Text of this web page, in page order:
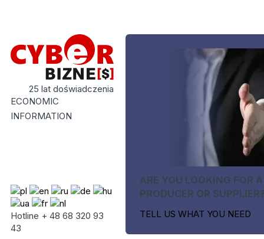
25 lat doświadczenia
ECONOMIC
INFORMATION
Hotline + 48 68 320 93
43
ARE YOU LOOKING FOR A
PRODUCER OR
TELL US WHAT YOU NEED